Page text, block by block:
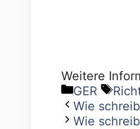
Weitere
GER
Wie
Wie